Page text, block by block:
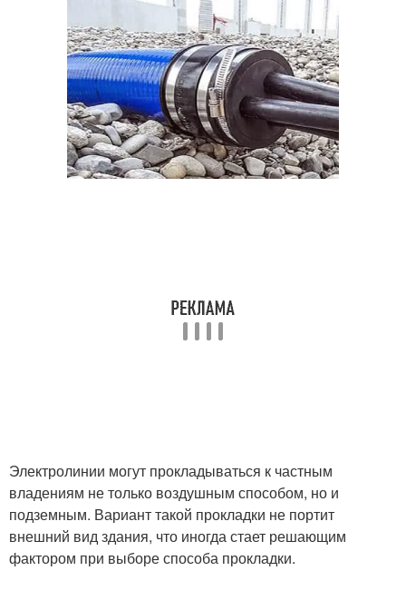
Электролинии могут прокладываться к частным
владениям не только воздушным способом, но и
подземным. Вариант такой прокладки не портит
внешний вид здания, что иногда стает решающим
фактором при выборе способа прокладки.